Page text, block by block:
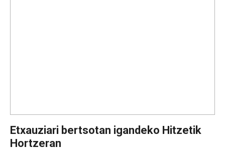
Etxauziari bertsotan igandeko Hitzetik
Hortzeran